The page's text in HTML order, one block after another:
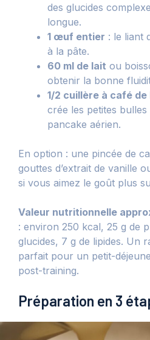
des glucides
longue.
1 œuf entier : le liant
à la pâte.
60 ml de lait ou
obtenir la bonne
1/2 cuillère à café
crée les petites
pancake aérien.
En option : une pincée de
gouttes d’extrait de vanille
si vous aimez le goût plus
Valeur nutritionnelle
: environ 250 kcal, 25 g de
glucides, 7 g de lipides. Un
parfait pour un petit-
post-training.
Préparation en 3